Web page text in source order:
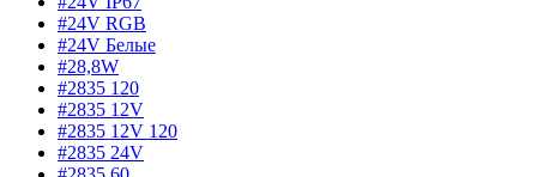
#24V RGB
#24V Белые
#28,8W
#2835 120
#2835 12V
#2835 12V 120
#2835 24V